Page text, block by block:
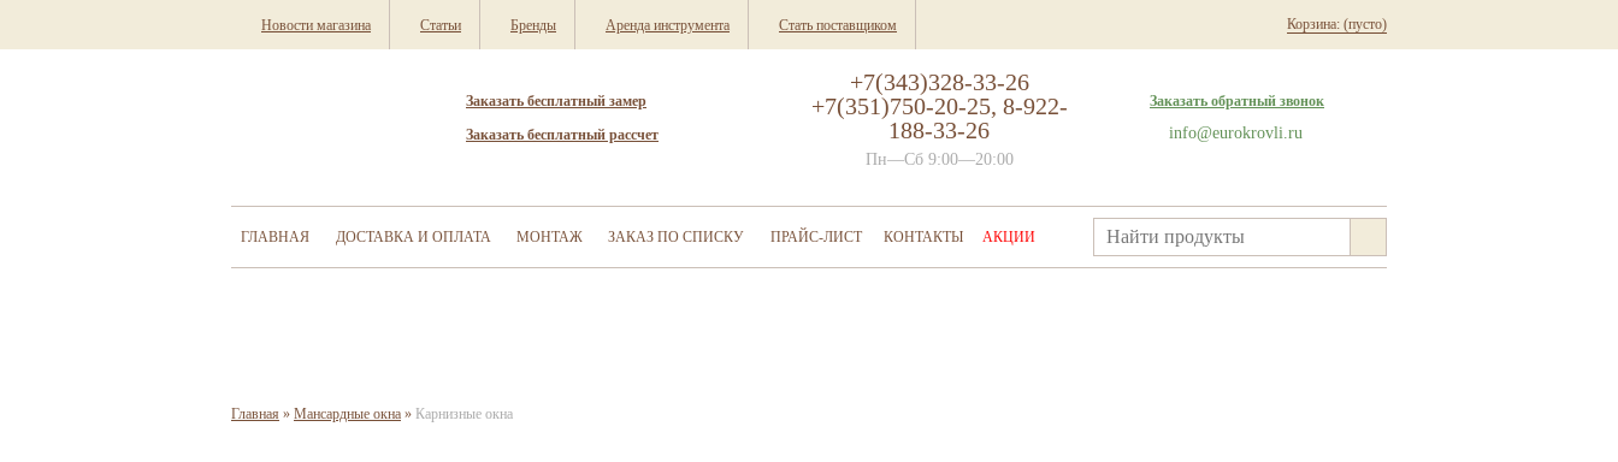
Новости магазина Статьи Бренды Аренда инструмента Стать поставщиком Корзина: (пусто)
Заказать бесплатный замер
Заказать бесплатный рассчет
+7(343)328-33-26
+7(351)750-20-25, 8-922-
188-33-26
Пн—Сб 9:00—20:00
Заказать обратный звонок
info@eurokrovli.ru
ГЛАВНАЯ ДОСТАВКА И ОПЛАТА МОНТАЖ ЗАКАЗ ПО СПИСКУ ПРАЙС-ЛИСТ КОНТАКТЫ АКЦИИ
Главная » Мансардные окна » Карнизные окна